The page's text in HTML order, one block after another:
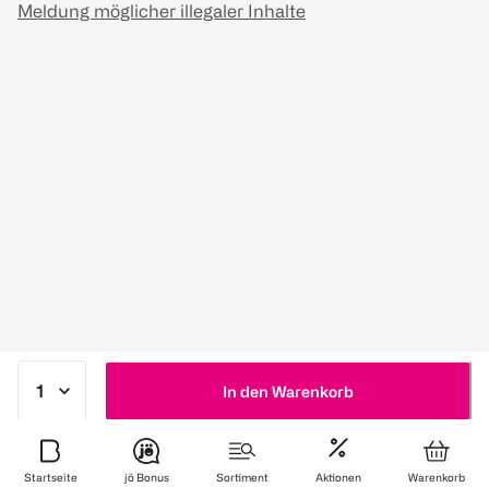
In den Warenkorb
Meldung möglicher illegaler Inhalte
Startseite jö Bonus Sortiment Aktionen Warenkorb